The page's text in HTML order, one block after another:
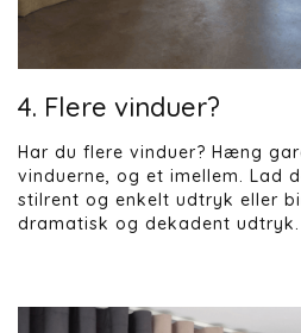
4. Flere vinduer?
Har du flere vinduer? Hæng
vinduerne, og et imellem. Lad
stilrent og enkelt udtryk eller
dramatisk og dekadent udtryk.